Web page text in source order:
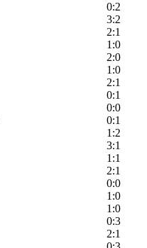
0:2
3:2
2:1
1:0
2:0
1:0
2:1
0:1
0:0
0:1
1:2
3:1
1:1
2:1
0:0
1:0
1:0
0:3
2:1